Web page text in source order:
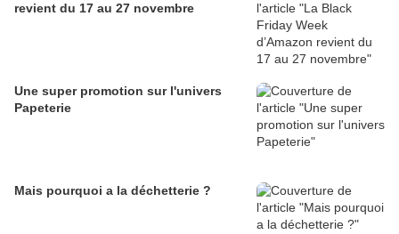
revient du 17 au 27 novembre
Une super promotion sur l'univers
Papeterie
Mais pourquoi a la déchetterie ?